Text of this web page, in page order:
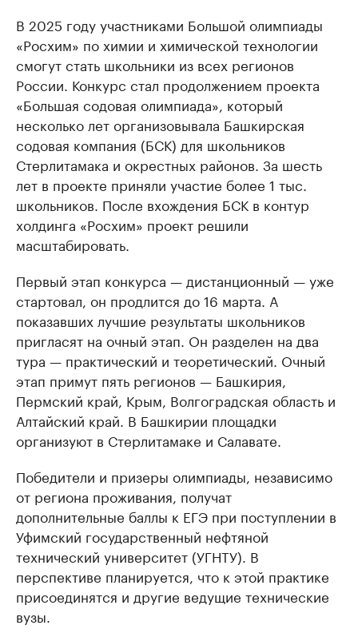
В 2025 году участниками Большой олимпиады
«Росхим» по химии и химической технологии
смогут стать школьники из всех регионов
России. Конкурс стал продолжением проекта
«Большая содовая олимпиада», который
несколько лет организовывала Башкирская
содовая компания (БСК) для школьников
Стерлитамака и окрестных районов. За шесть
лет в проекте приняли участие более 1 тыс.
школьников. После вхождения БСК в контур
холдинга «Росхим» проект решили
масштабировать.
Первый этап конкурса — дистанционный — уже
стартовал, он продлится до 16 марта. А
показавших лучшие результаты школьников
пригласят на очный этап. Он разделен на два
тура — практический и теоретический. Очный
этап примут пять регионов — Башкирия,
Пермский край, Крым, Волгоградская область и
Алтайский край. В Башкирии площадки
организуют в Стерлитамаке и Салавате.
Победители и призеры олимпиады, независимо
от региона проживания, получат
дополнительные баллы к ЕГЭ при поступлении в
Уфимский государственный нефтяной
технический университет (УГНТУ). В
перспективе планируется, что к этой практике
присоединятся и другие ведущие технические
вузы.